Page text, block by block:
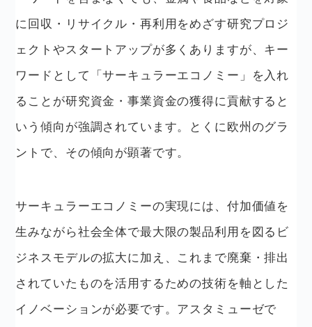
に回収・リサイクル・再利用をめざす研究プロジ
ェクトやスタートアップが多くありますが、キー
ワードとして「サーキュラーエコノミー」を入れ
ることが研究資金・事業資金の獲得に貢献すると
いう傾向が強調されています。とくに欧州のグラ
ントで、その傾向が顕著です。
サーキュラーエコノミーの実現には、付加価値を
生みながら社会全体で最大限の製品利用を図るビ
ジネスモデルの拡大に加え、これまで廃棄・排出
されていたものを活用するための技術を軸とした
イノベーションが必要です。アスタミューゼで